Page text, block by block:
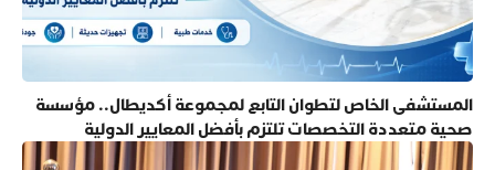
المستشفى الخاص لتطوان التابع لمجموعة أكديطال.. مؤسسة
صحية متعددة التخصصات تلتزم بأفضل المعايير الدولية